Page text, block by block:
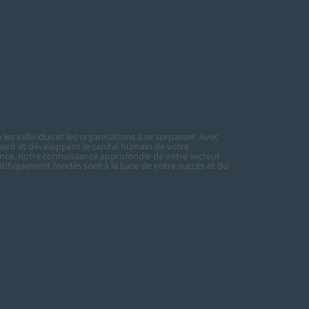
individus et les organisations à se surpasser. Avec
et développent le capital humain de votre
notre connaissance approfondie de votre secteur
fondés sont à la base de votre succès et du